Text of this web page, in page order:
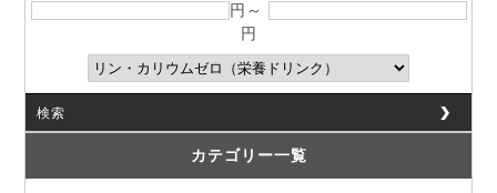
円～
円
検索
カテゴリー一覧